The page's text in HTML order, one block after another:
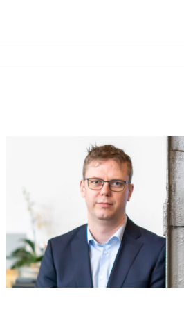
EMV-Prüfung